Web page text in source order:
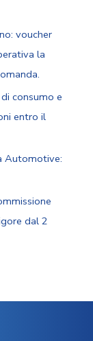
voucher
la
consumo e
entro il
Automotive:
dal 2